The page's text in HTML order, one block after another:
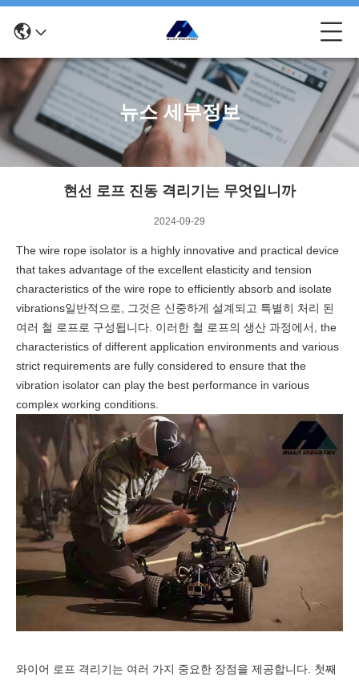
뉴스 세부정보
현선 로프 진동 격리기는 무엇입니까
2024-09-29
The wire rope isolator is a highly innovative and practical device
that takes advantage of the excellent elasticity and tension
characteristics of the wire rope to efficiently absorb and isolate
vibrations일반적으로, 그것은 신중하게 설계되고 특별히 처리 된
여러 철 로프로 구성됩니다. 이러한 철 로프의 생산 과정에서, the
characteristics of different application environments and various
strict requirements are fully considered to ensure that the
vibration isolator can play the best performance in various
complex working conditions.
와이어 로프 격리기는 여러 가지 중요한 장점을 제공합니다. 첫째